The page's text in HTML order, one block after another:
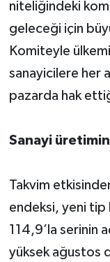
niteliğindeki
geleceği için
Komiteyle
sanayicilere her
pazarda hak
Sanayi
Takvim
endeksi, yeni tip
114,9’la serinin
yüksek ağustos